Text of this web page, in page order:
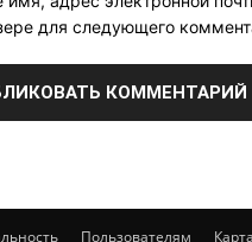
для следующего
Пользователям